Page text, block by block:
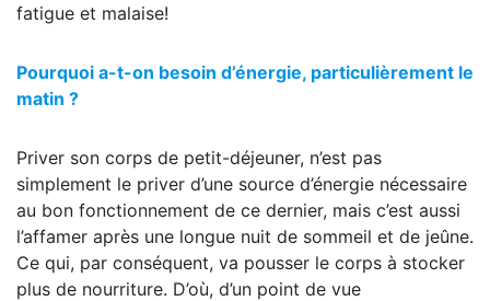
fatigue et malaise!
Pourquoi a-t-on besoin d’énergie, particulièrement le
matin ?
Priver son corps de petit-déjeuner, n’est pas
simplement le priver d’une source d’énergie nécessaire
au bon fonctionnement de ce dernier, mais c’est aussi
l’affamer après une longue nuit de sommeil et de jeûne.
Ce qui, par conséquent, va pousser le corps à stocker
plus de nourriture. D’où, d’un point de vue